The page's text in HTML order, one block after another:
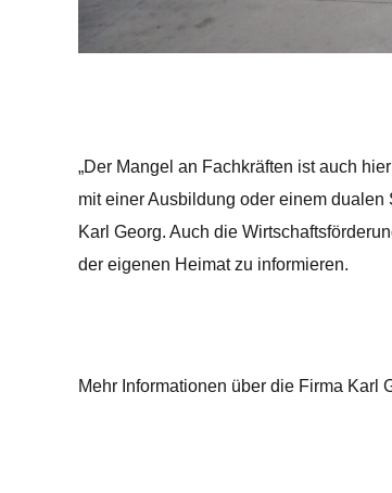
„Der Mangel an Fachkräften ist auch
mit einer Ausbildung oder einem
Karl Georg. Auch die
der eigenen Heimat zu informieren.
Mehr Informationen über die Firma Karl